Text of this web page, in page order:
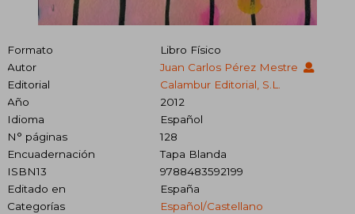
Formato
Libro Físico
Autor
Juan Carlos Pérez Mestre
Editorial
Calambur Editorial, S.L.
Año
2012
Idioma
Español
N° páginas
128
Encuadernación
Tapa Blanda
ISBN13
9788483592199
Editado en
España
Categorías
Español/castellano